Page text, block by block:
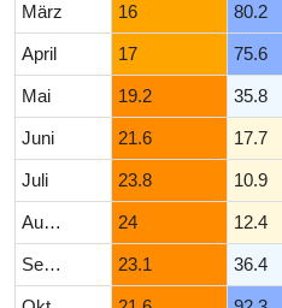
März 16 80.2
April 17 75.6
Mai 19.2 35.8
Juni 21.6 17.7
Juli 23.8 10.9
August 24 12.4
September 23.1 36.4